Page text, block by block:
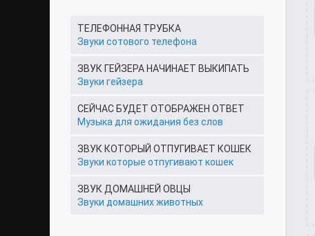
ТЕЛЕФОННАЯ ТРУБКА
Звуки сотового телефона
ЗВУК ГЕЙЗЕРА НАЧИНАЕТ ВЫКИПАТЬ
Звуки гейзера
СЕЙЧАС БУДЕТ ОТОБРАЖЕН ОТВЕТ
Музыка для ожидания без слов
ЗВУК КОТОРЫЙ ОТПУГИВАЕТ КОШЕК
Звуки которые отпугивают кошек
ЗВУК ДОМАШНЕЙ ОВЦЫ
Звуки домашних животных